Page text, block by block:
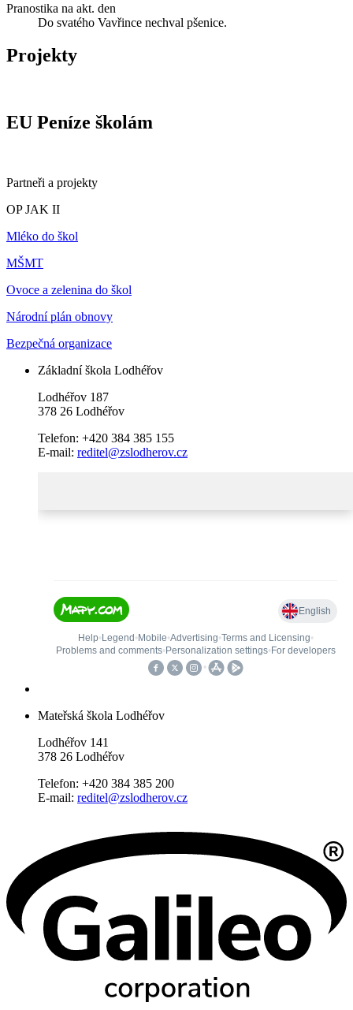
Pranostika na akt. den
Do svatého Vavřince nechval pšenice.
Projekty
EU Peníze školám
Partneři a projekty
OP JAK II
Mléko do škol
MŠMT
Ovoce a zelenina do škol
Národní plán obnovy
Bezpečná organizace
Základní škola Lodhéřov
Lodhéřov 187
378 26 Lodhéřov
Telefon: +420 384 385 155
E-mail: reditel@zslodherov.cz
Mateřská škola Lodhéřov
Lodhéřov 141
378 26 Lodhéřov
Telefon: +420 384 385 200
E-mail: reditel@zslodherov.cz